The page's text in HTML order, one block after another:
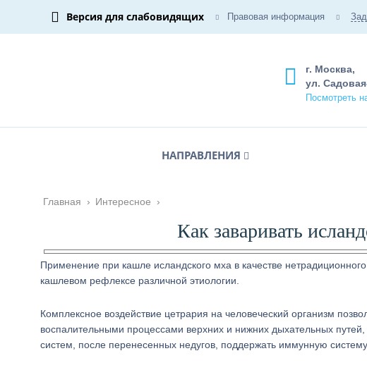
Версия для слабовидящих Правовая информация
г. Москва,
ул.
Посмотреть
НАПРАВЛЕНИЯ
Главная › Интересное ›
Как заваривать
Применение при кашле исландского мха в качестве
кашлевом рефлексе различной этиологии.
Комплексное воздействие цетрария на человеческий организм
воспалительными процессами верхних и нижних дыхательных
систем, после перенесенных недугов, поддержать иммунную систему.